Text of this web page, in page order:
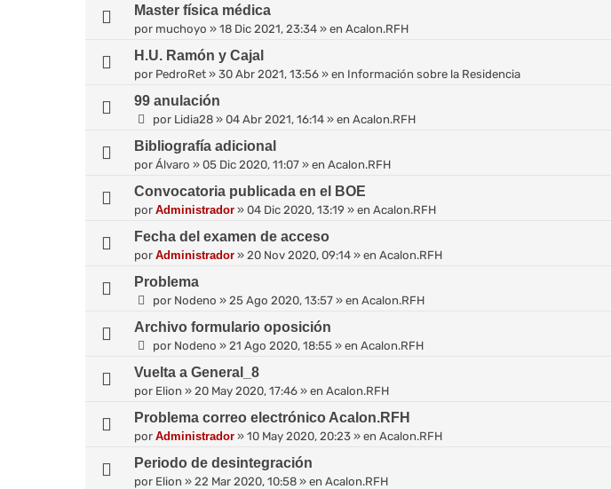
Master física médica
por muchoyo » 18 Dic 2021, 23:34 » en Acalon.RFH
H.U. Ramón y Cajal
por PedroRet » 30 Abr 2021, 13:56 » en Información sobre la Residencia
99 anulación
por Lidia28 » 04 Abr 2021, 16:14 » en Acalon.RFH
Bibliografía adicional
por Álvaro » 05 Dic 2020, 11:07 » en Acalon.RFH
Convocatoria publicada en el BOE
por Administrador » 04 Dic 2020, 13:19 » en Acalon.RFH
Fecha del examen de acceso
por Administrador » 20 Nov 2020, 09:14 » en Acalon.RFH
Problema
por Nodeno » 25 Ago 2020, 13:57 » en Acalon.RFH
Archivo formulario oposición
por Nodeno » 21 Ago 2020, 18:55 » en Acalon.RFH
Vuelta a General_8
por Elion » 20 May 2020, 17:46 » en Acalon.RFH
Problema correo electrónico Acalon.RFH
por Administrador » 10 May 2020, 20:23 » en Acalon.RFH
Periodo de desintegración
por Elion » 22 Mar 2020, 10:58 » en Acalon.RFH